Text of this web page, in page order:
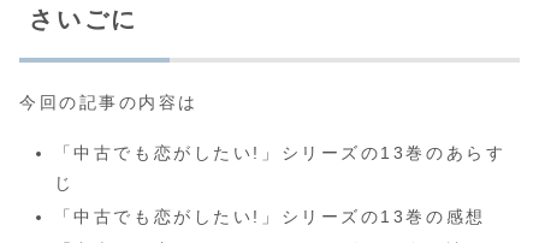
さいごに
今回の記事の内容は
「中古でも恋がしたい!」シリーズの13巻のあらす
じ
「中古でも恋がしたい!」シリーズの13巻の感想